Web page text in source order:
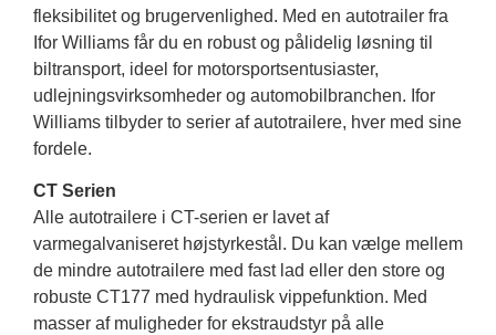
fleksibilitet og brugervenlighed. Med en autotrailer fra
Ifor Williams får du en robust og pålidelig løsning til
biltransport, ideel for motorsportsentusiaster,
udlejningsvirksomheder og automobilbranchen. Ifor
Williams tilbyder to serier af autotrailere, hver med sine
fordele.
CT Serien
Alle autotrailere i CT-serien er lavet af
varmegalvaniseret højstyrkestål. Du kan vælge mellem
de mindre autotrailere med fast lad eller den store og
robuste CT177 med hydraulisk vippefunktion. Med
masser af muligheder for ekstraudstyr på alle